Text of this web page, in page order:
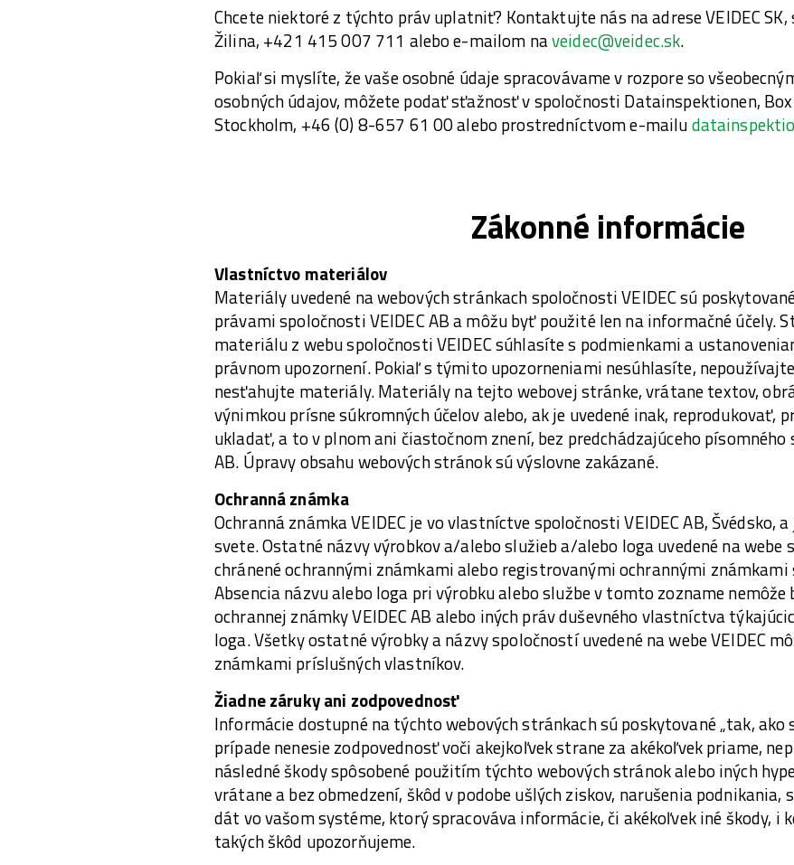
Chcete niektoré z týchto práv uplatniť? Kontaktujte nás na adrese VEIDEC SK,
Žilina, +421 415 007 711 alebo e-mailom naveidec@veidec.sk.
Pokiaľ si myslíte, že vaše osobné údaje spracovávame v rozpore so
osobných údajov, môžete podať sťažnosť v spoločnosti Datainspektionen,
Stockholm, +46 (0) 8-657 61 00 alebo prostredníctvom e-mailu
Zákonné informácie
Vlastníctvo materiálov
Materiály uvedené na webových stránkach spoločnosti VEIDEC sú
právami spoločnosti VEIDEC AB a môžu byť použité len na informačné účely.
materiálu z webu spoločnosti VEIDEC súhlasíte s podmienkami a
právnom upozornení. Pokiaľ s týmito upozorneniami nesúhlasíte,
nesťahujte materiály. Materiály na tejto webovej stránke, vrátane textov,
výnimkou prísne súkromných účelov alebo, ak je uvedené inak, reprodukovať,
ukladať, a to v plnom ani čiastočnom znení, bez predchádzajúceho písomného
AB. Úpravy obsahu webových stránok sú výslovne zakázané.
Ochranná známka
Ochranná známka VEIDEC je vo vlastníctve spoločnosti VEIDEC AB, Švédsko,
svete. Ostatné názvy výrobkov a/alebo služieb a/alebo loga uvedené na webe
chránené ochrannými známkami alebo registrovanými ochrannými známkami
Absencia názvu alebo loga pri výrobku alebo službe v tomto zozname nemôže
ochrannej známky VEIDEC AB alebo iných práv duševného vlastníctva
loga. Všetky ostatné výrobky a názvy spoločností uvedené na webe VEIDEC
známkami príslušných vlastníkov.
Žiadne záruky ani zodpovednosť
Informácie dostupné na týchto webových stránkach sú poskytované „tak, ako
prípade nenesie zodpovednosť voči akejkoľvek strane za akékoľvek priame,
následné škody spôsobené použitím týchto webových stránok alebo iných
vrátane a bez obmedzení, škôd v podobe ušlých ziskov, narušenia
dát vo vašom systéme, ktorý spracováva informácie, či akékoľvek iné škody, i
takých škôd upozorňujeme.